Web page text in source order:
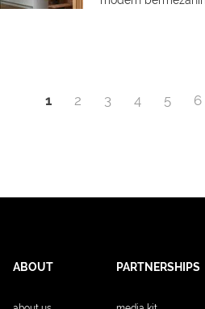
1 2 3 4 5 6
ABOUT PARTNERSHIPS